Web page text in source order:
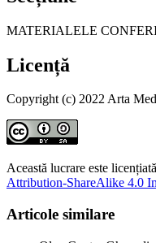
MATERIALELE
Licență
Copyright (c) 2022 Arta
Această lucrare este
Attribution-ShareAlike 4.0
Articole similare